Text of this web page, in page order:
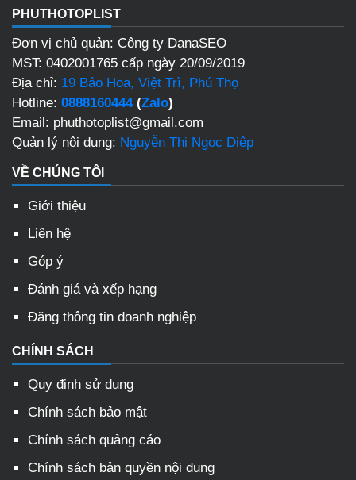
PHUTHOTOPLIST
Đơn vị chủ quản: Công ty DanaSEO
MST: 0402001765 cấp ngày 20/09/2019
Địa chỉ: 19 Bảo Hoa, Việt Trì, Phú Thọ
Hotline: 0888160444(Zalo)
Email: phuthotoplist@gmail.com
Quản lý nội dung: Nguyễn Thị Ngọc Diệp
VỀ CHÚNG TÔI
Giới thiệu
Liên hệ
Góp ý
Đánh giá và xếp hạng
Đăng thông tin doanh nghiệp
CHÍNH SÁCH
Quy định sử dụng
Chính sách bảo mật
Chính sách quảng cáo
Chính sách bản quyền nội dung